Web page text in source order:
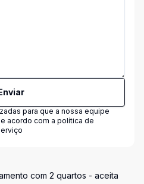
para que a nossa equipe
acordo com a política de
com 2 quartos - aceita